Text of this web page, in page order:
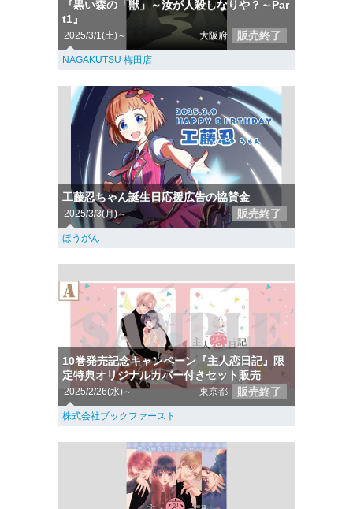
『黒い森の「獣」～汝が人殺しなりや？～Par
t1』
2025/3/1(土)～ 大阪府 販売終了
NAGAKUTSU 梅田店
工藤忍ちゃん誕生日応援広告の協賛金
2025/3/3(月)～ 販売終了
ほうがん
10巻発売記念キャンペーン『主人恋日記』限
定特典オリジナルカバー付きセット販売
2025/2/26(水)～ 東京都 販売終了
株式会社ブックファースト